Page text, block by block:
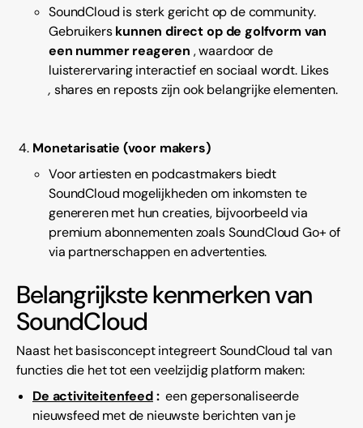
SoundCloud is sterk gericht op de community.
Gebruikerskunnen direct op de golfvorm van
een nummer reageren , waardoor de
luisterervaring interactief en sociaal wordt. Likes
, shares en reposts zijn ook belangrijke elementen.
Monetarisatie (voor makers)
Voor artiesten en podcastmakers biedt
SoundCloud mogelijkheden om inkomsten te
genereren met hun creaties, bijvoorbeeld via
premium abonnementen zoals SoundCloud Go+ of
via partnerschappen en advertenties.
Belangrijkste kenmerken van
SoundCloud
Naast het basisconcept integreert SoundCloud tal van
functies die het tot een veelzijdig platform maken:
De activiteitenfeed: een gepersonaliseerde
nieuwsfeed met de nieuwste berichten van je